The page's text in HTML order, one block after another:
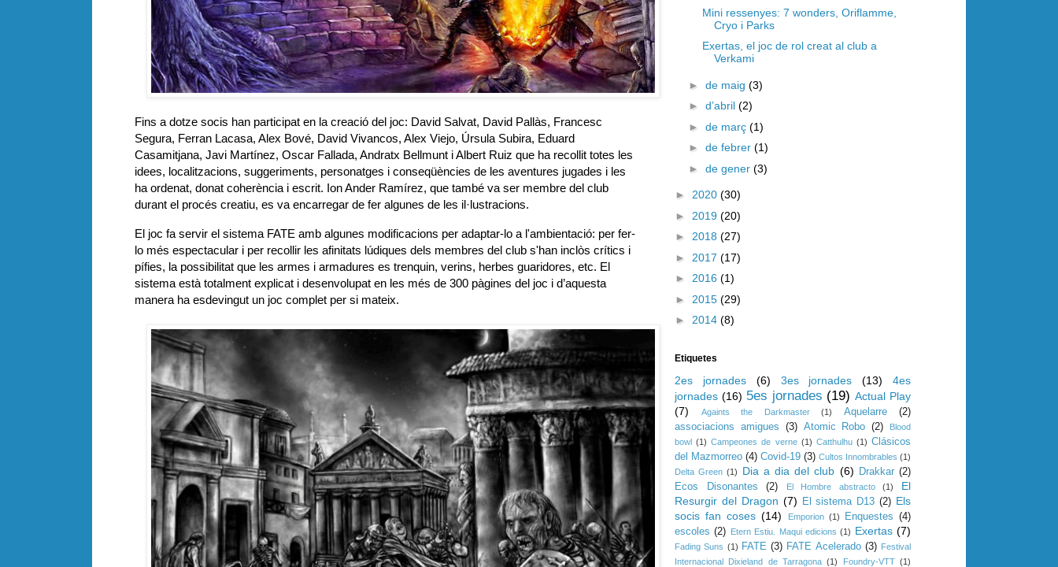
Fins a dotze socis han participat en la creació del joc: David Salvat, David Pallàs, Francesc
Segura, Ferran Lacasa, Alex Bové, David Vivancos, Alex Viejo, Úrsula Subira, Eduard
Casamitjana, Javi Martínez, Oscar Fallada, Andratx Bellmunt i Albert Ruiz que ha recollit totes les
idees, localitzacions, suggeriments, personatges i conseqüències de les aventures jugades i les
ha ordenat, donat coherència i escrit. Ion Ander Ramírez, que també va ser membre del club
durant el procés creatiu, es va encarregar de fer algunes de les il·lustracions.
El joc fa servir el sistema FATE amb algunes modificacions per adaptar-lo a l'ambientació: per fer-
lo més espectacular i per recollir les afinitats lúdiques dels membres del club s'han inclòs crítics i
pífies, la possibilitat que les armes i armadures es trenquin, verins, herbes guaridores, etc. El
sistema està totalment explicat i desenvolupat en les més de 300 pàgines del joc i d’aquesta
manera ha esdevingut un joc complet per si mateix.
Mini ressenyes: 7 wonders, Oriflamme,
Cryo i Parks
Exertas, el joc de rol creat al club a
Verkami
► de maig (3)
► d’abril (2)
► de març (1)
► de febrer (1)
► de gener (3)
► 2020 (30)
► 2019 (20)
► 2018 (27)
► 2017 (17)
► 2016 (1)
► 2015 (29)
► 2014 (8)
Etiquetes
2es jornades (6) 3es jornades (13)
4es
jornades (16) 5es jornades (19) Actual Play
(7)
Againts the Darkmaster (1) Aquelarre
(2)
associacions amigues
(3) Atomic Robo (2)
Blood
bowl (1) Campeones de verne (1) Catthulhu (1) Clásicos
del Mazmorreo (4) Covid-19 (3) Cultos Innombrables (1)
Delta Green (1) Dia a dia del club (6) Drakkar (2)
Ecos Disonantes
(2) El Hombre abstracto (1)
El
Resurgir del Dragon (7) El sistema D13 (2) Els
socis fan coses (14) Emporion (1) Enquestes (4)
escoles (2) Etern Estiu. Maqui edicions (1) Exertas (7)
Fading Suns (1) FATE (3) FATE Acelerado (3) Festival
Internacional Dixieland de Tarragona (1) Foundry-VTT (1)